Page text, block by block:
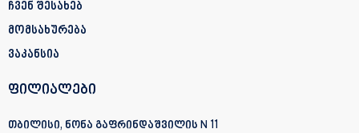
ჩვენ შესახებ
მომსახურება
ვაკანსია
ფილიალები
თბილისი, ნონა გაფრინდაშვილის N 11